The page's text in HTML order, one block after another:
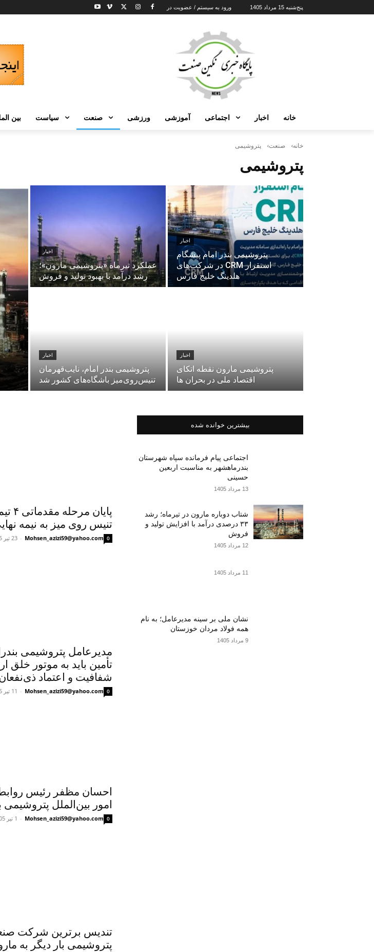
پنج‌شنبه 15 مرداد 1405 ورود به سیستم / عضویت در
خانه اخبار اجتماعی آموزشی ورزشی صنعت سیاست بین
خانه صنعت پتروشیمی
پتروشیمی
اخبار
عملکرد تیرماه «پتروشیمی مارون»؛
رشد درآمد با بهبود تولید و فروش
اخبار
پتروشیمی بندر امام پیشگام
استقرار CRM در شرکت‌های
هلدینگ خلیج فارس
اخبار
پتروشیمی بندر امام، نایب‌قهرمان
تنیس‌روی‌میز باشگاه‌های کشور شد
اخبار
پتروشیمی مارون نقطه اتکای
اقتصاد ملی در بحران ها
پایان
تنیس روی میز به نیمه
Mohsen_azizi59@yahoo.com
- 23 تیر 1405 0
مدیرعامل پتروشیمی
تأمین باید به موتور خلق
شفافیت و اعتماد
Mohsen_azizi59@yahoo.com
- 11 تیر 1405 0
احسان مظفر رئیس
امور بین‌الملل پتروشیمی
Mohsen_azizi59@yahoo.com
- 1 تیر 1405 0
تندیس برترین شرکت
پتروشیمی بار دیگر به
بیشترین خوانده شده
اجتماعی پیام فرمانده سپاه شهرستان
بندرماهشهر به مناسبت اربعین
حسینی
13 مرداد 1405
شتاب دوباره مارون در تیرماه؛ رشد
۳۳ درصدی درآمد با افزایش تولید و
فروش
12 مرداد 1405
11 مرداد 1405
نشان ملی بر سینه مدیرعامل؛ به نام
همه فولاد مردان خوزستان
9 مرداد 1405